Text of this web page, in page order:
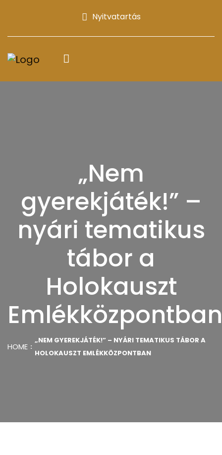
Nyitvatartás
„Nem
gyerekjáték!” –
nyári tematikus
tábor a
Holokauszt
Emlékközpontban
HOME
„NEM GYEREKJÁTÉK!” – NYÁRI TEMATIKUS TÁBOR A
HOLOKAUSZT EMLÉKKÖZPONTBAN